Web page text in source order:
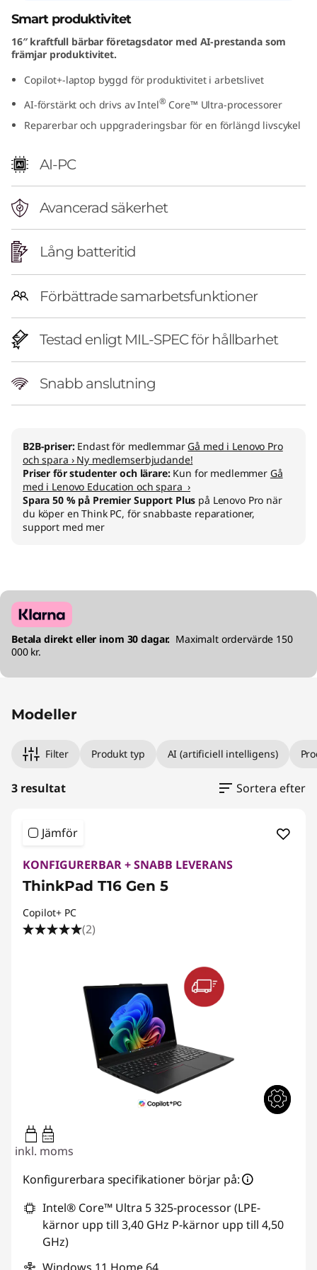
e
Smart produktivitet
16″ kraftfull bärbar företagsdator med AI-prestanda som
främjar produktivitet.
Copilot+-laptop byggd för produktivitet i arbetslivet
AI-förstärkt och drivs av Intel® Core™ Ultra-processorer
Reparerbar och uppgraderingsbar för en förlängd livscykel
AI-PC
Avancerad säkerhet
Lång batteritid
Förbättrade samarbetsfunktioner
Testad enligt MIL-SPEC för hållbarhet
Snabb anslutning
B2B-priser: Endast för medlemmar Gå med i Lenovo Pro
och spara › Ny medlemserbjudande!
Priser för studenter och lärare: Kun for medlemmer Gå
med i Lenovo Education och spara ›
Spara 50 % på Premier Support Plus på Lenovo Pro när
du köper en Think PC, för snabbaste reparationer,
support med mer
Betala direkt eller inom 30 dagar. Maximalt ordervärde 150
000 kr.
Modeller
Filter Produkt typ AI (artificiell intelligens)
3 resultat Sortera efter
Jämför
KONFIGURERBAR + SNABB LEVERANS
ThinkPad T16 Gen 5
Copilot+ PC
(2)
65W-100W
USB PD
inkl. moms
Konfigurerbara specifikationer börjar på:
Intel® Core™ Ultra 5 325-processor (LPE-
kärnor upp till 3,40 GHz P-kärnor upp till 4,50
GHz)